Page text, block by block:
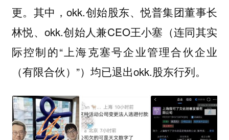
更。其中，okk.创始股东、悦普集团董事长
林悦、okk.创始人兼CEO王小塞（连同其实
际控制的“上海克塞号企业管理合伙企业
（有限合伙）”）均已退出okk.股东行列。